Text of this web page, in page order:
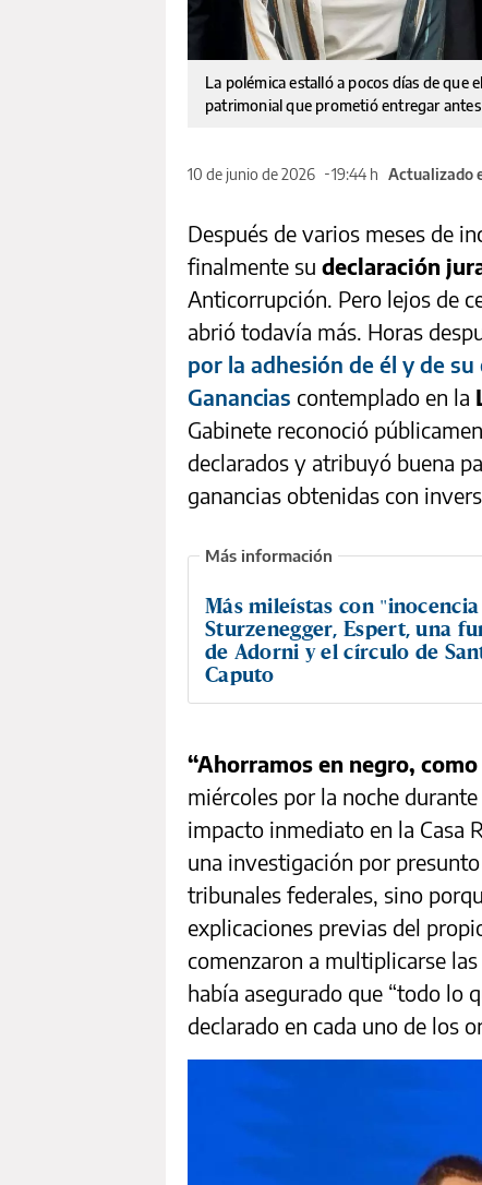
La polémica estalló a pocos días de que
patrimonial que prometió entregar antes
10 de junio de 2026 19:44 h Actualizado
Después de varios meses de
finalmente su declaración
Anticorrupción. Pero lejos de
abrió todavía más. Horas
por la adhesión de él y de
Ganancias contemplado en la
Gabinete reconoció
declarados y atribuyó buena
ganancias obtenidas con
Más mileístas con
Sturzenegger, Espert, una
de Adorni y el círculo de
Caputo
“Ahorramos en negro,
miércoles por la noche
impacto inmediato en la Casa
una investigación por
tribunales federales, sino
explicaciones previas del
comenzaron a multiplicarse
había asegurado que “todo lo
declarado en cada uno de los